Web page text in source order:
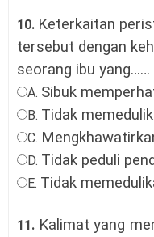
10. Keterkaitan
tersebut dengan
seorang ibu yang……
A. Sibuk
B. Tidak
C.
D. Tidak peduli
E. Tidak
11. Kalimat yang